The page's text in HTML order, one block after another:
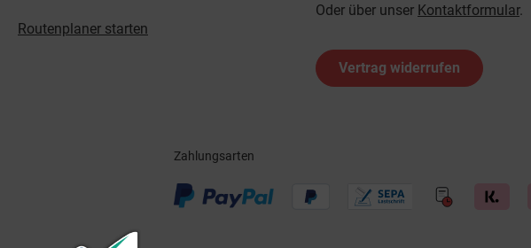
Oder über unser Kontaktformular.
Vertrag widerrufen
Routenplaner starten
Zahlungsarten